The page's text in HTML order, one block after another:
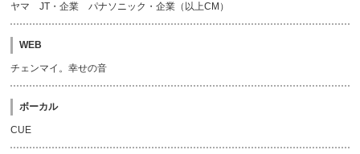
ヤマ JT・企業 パナソニック・企業（以上CM）
WEB
チェンマイ。幸せの音
ボーカル
CUE